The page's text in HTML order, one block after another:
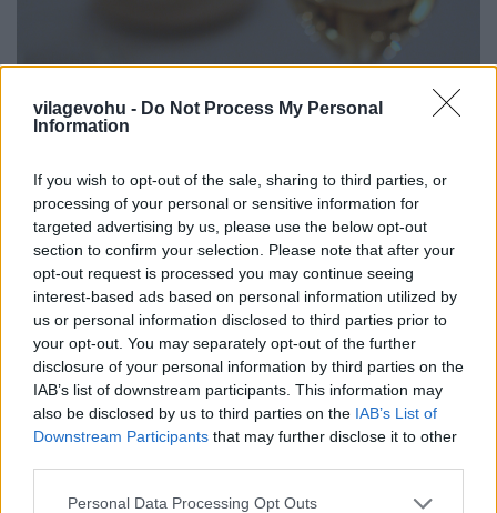
vilagevohu - Do Not Process My Personal
Information
If you wish to opt-out of the sale, sharing to third parties, or
processing of your personal or sensitive information for
targeted advertising by us, please use the below opt-out
section to confirm your selection. Please note that after your
opt-out request is processed you may continue seeing
interest-based ads based on personal information utilized by
us or personal information disclosed to third parties prior to
your opt-out. You may separately opt-out of the further
disclosure of your personal information by third parties on the
IAB’s list of downstream participants. This information may
also be disclosed by us to third parties on the IAB’s List of
Downstream Participants that may further disclose it to other
Please note that this website/app uses one or more Google
Personal Data Processing Opt Outs
Egy textúrajáték, 3-féle ropogós labdácska
különböző ízekkel: